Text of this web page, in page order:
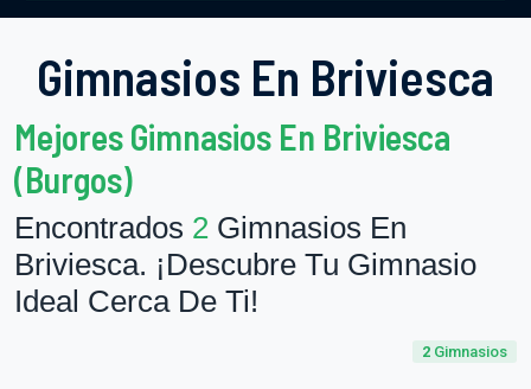
Gimnasios En Briviesca
Mejores Gimnasios En Briviesca
(Burgos)
Encontrados 2 Gimnasios En
Briviesca. ¡Descubre Tu Gimnasio
Ideal Cerca De Ti!
2 Gimnasios